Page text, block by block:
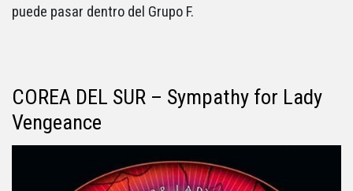
puede pasar dentro del Grupo F.
COREA DEL SUR – Sympathy for Lady
Vengeance